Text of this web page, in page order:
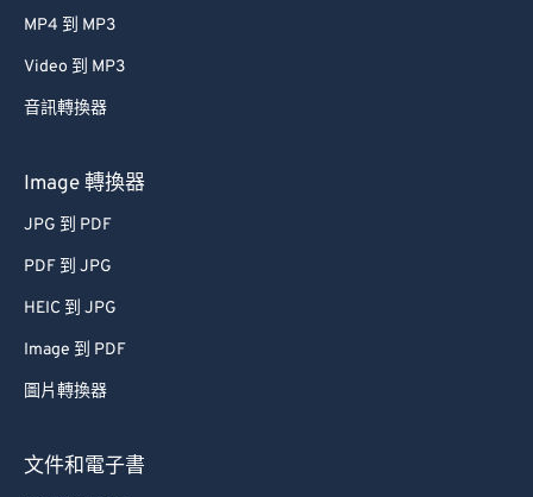
MP4 到 MP3
Video 到 MP3
音訊轉換器
Image 轉換器
JPG 到 PDF
PDF 到 JPG
HEIC 到 JPG
Image 到 PDF
圖片轉換器
文件和電子書